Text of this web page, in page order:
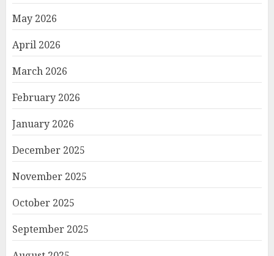
May 2026
April 2026
March 2026
February 2026
January 2026
December 2025
November 2025
October 2025
September 2025